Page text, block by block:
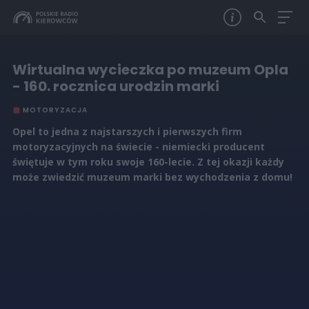
Wirtualna wycieczka po muzeum Opla
- 160. rocznica urodzin marki
MOTORYZACJA
Opel to jedna z najstarszych i pierwszych firm
motoryzacyjnych na świecie - niemiecki producent
świętuje w tym roku swoje 160-lecie. Z tej okazji każdy
może zwiedzić muzeum marki bez wychodzenia z domu!